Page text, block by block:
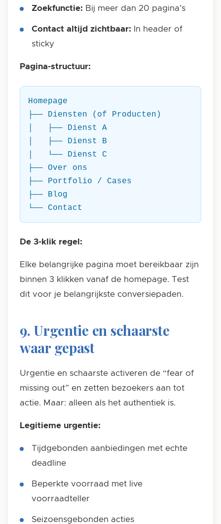
Zoekfunctie: Bij meer dan 20 pagina’s
Contact altijd zichtbaar: In header of
sticky
Pagina-structuur:
Homepage
├── Diensten (of Producten)
│   ├── Dienst A
│   ├── Dienst B
│   └── Dienst C
├── Over ons
├── Portfolio / Cases
├── Blog
└── Contact
De 3-klik regel:
Elke belangrijke pagina moet bereikbaar zijn
binnen 3 klikken vanaf de homepage. Test
dit voor je belangrijkste conversiepaden.
9. Urgentie en schaarste
waar gepast
Urgentie en schaarste activeren de “fear of
missing out” en zetten bezoekers aan tot
actie. Maar: alleen als het authentiek is.
Legitieme urgentie:
Tijdgebonden aanbiedingen met echte
deadline
Beperkte voorraad met live
voorraadteller
Seizoensgebonden acties